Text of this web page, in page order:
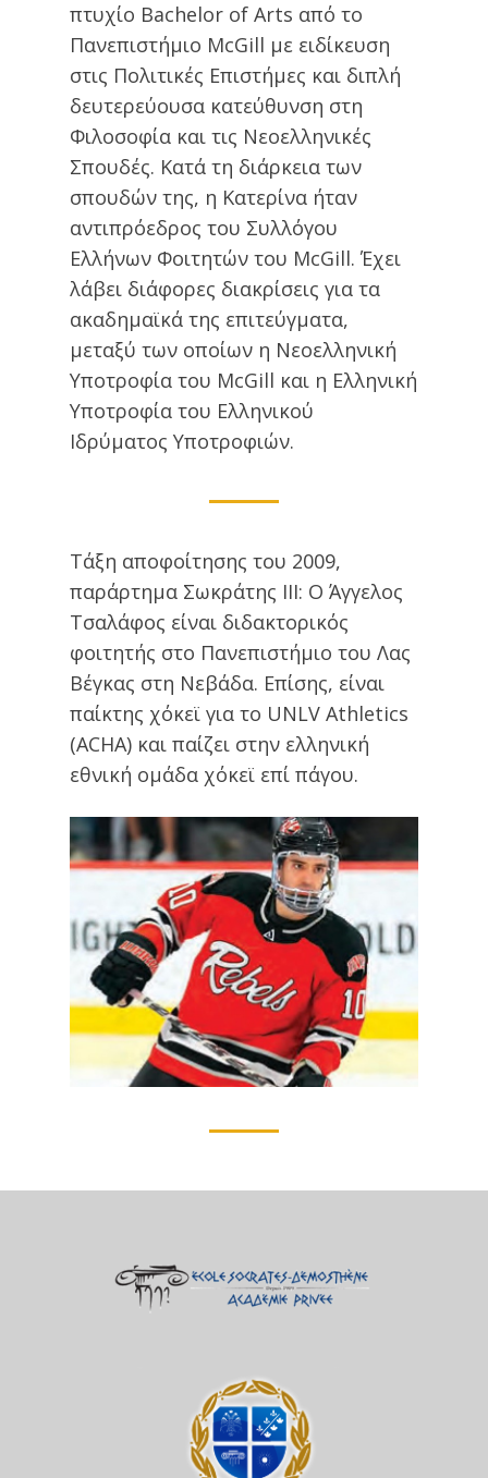
πτυχίο Bachelor of Arts από το
Πανεπιστήμιο McGill με ειδίκευση
στις Πολιτικές Επιστήμες και διπλή
δευτερεύουσα κατεύθυνση στη
Φιλοσοφία και τις Νεοελληνικές
Σπουδές. Κατά τη διάρκεια των
σπουδών της, η Κατερίνα ήταν
αντιπρόεδρος του Συλλόγου
Ελλήνων Φοιτητών του McGill. Έχει
λάβει διάφορες διακρίσεις για τα
ακαδημαϊκά της επιτεύγματα,
μεταξύ των οποίων η Νεοελληνική
Υποτροφία του McGill και η Ελληνική
Υποτροφία του Ελληνικού
Ιδρύματος Υποτροφιών.
Τάξη αποφοίτησης του 2009,
παράρτημα Σωκράτης ΙΙΙ: Ο Άγγελος
Τσαλάφος είναι διδακτορικός
φοιτητής στο Πανεπιστήμιο του Λας
Βέγκας στη Νεβάδα. Επίσης, είναι
παίκτης χόκεϊ για το UNLV Athletics
(ACHA) και παίζει στην ελληνική
εθνική ομάδα χόκεϊ επί πάγου.